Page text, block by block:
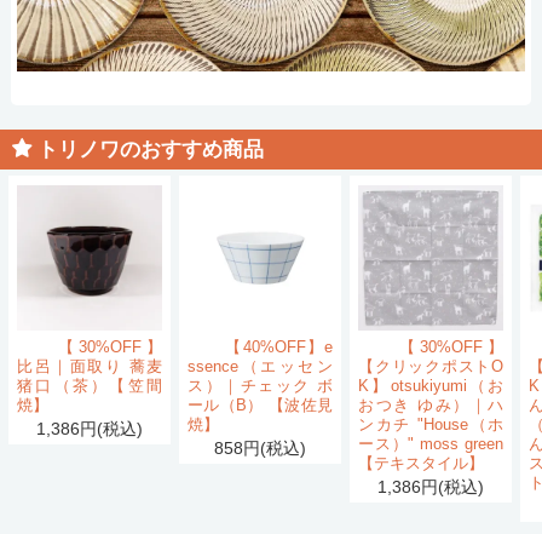
トリノワのおすすめ商品
【30%OFF】
比呂｜面取り 蕎麦
猪口（茶）【笠間
焼】
1,386円(税込)
【40%OFF】e
ssence（エッセン
ス）｜チェック ボ
ール（B） 【波佐見
焼】
858円(税込)
【30%OFF】
【クリックポストO
K】otsukiyumi（お
おつき ゆみ）｜ハ
ンカチ "House（ホ
ース）" moss green
【テキスタイル】
1,386円(税込)